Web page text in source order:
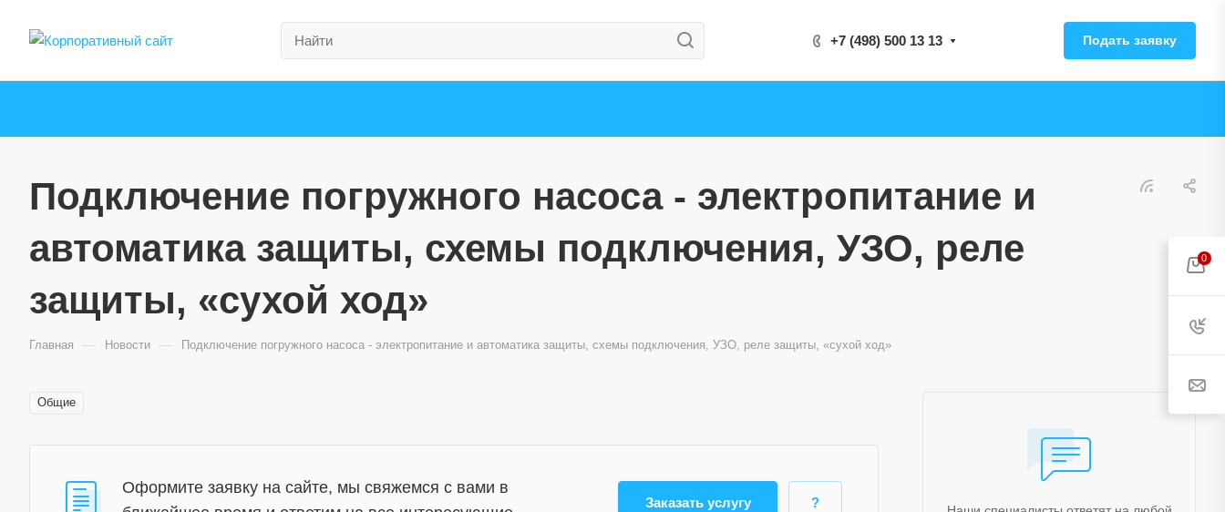
+7 (498) 500 13 13 Подать заявку
Подключение погружного насоса - электропитание и
автоматика защиты, схемы подключения, УЗО, реле
защиты, «сухой ход»
Главная — Новости — Подключение погружного насоса - электропитание и автоматика защиты, схемы подключения, УЗО, реле защиты, «сухой ход»
Общие
Оформите заявку на сайте, мы свяжемся с вами в
Заказать услугу ?
0